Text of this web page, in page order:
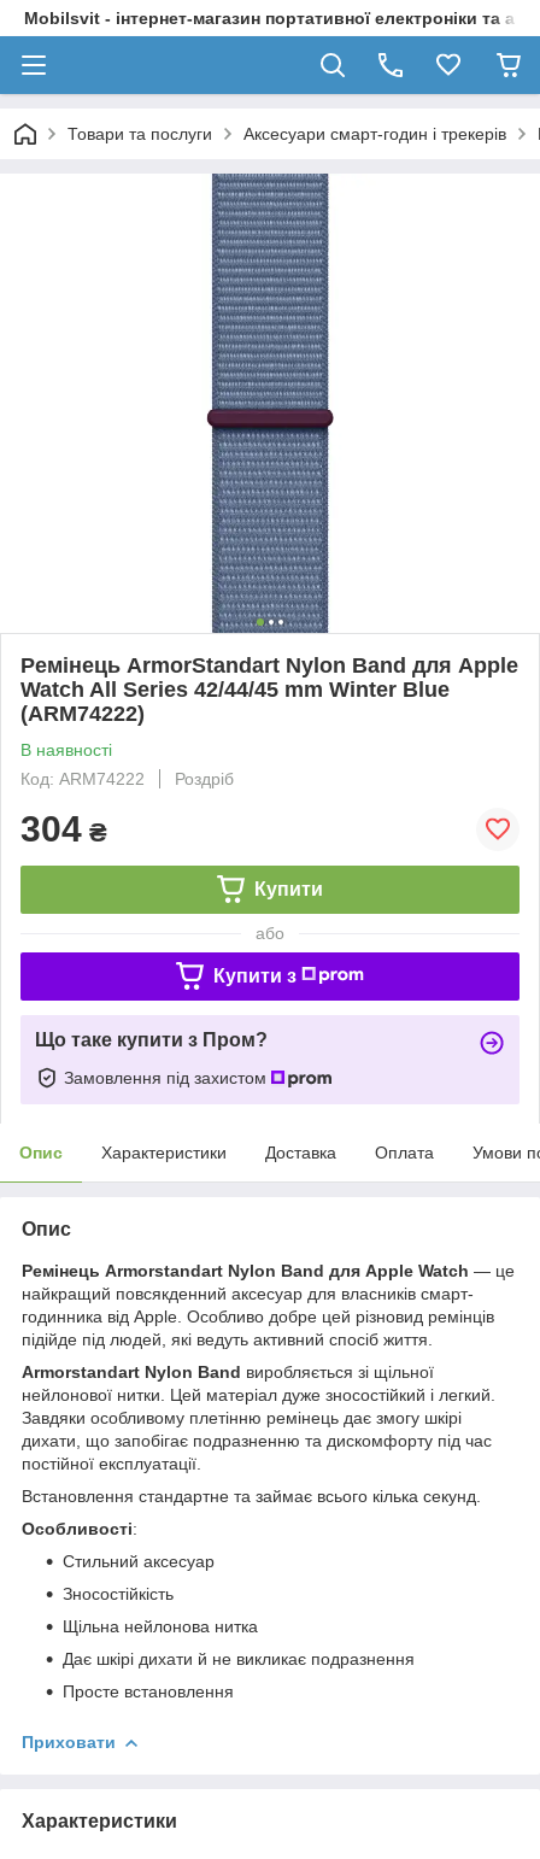
Mobilsvit - інтернет-магазин портативної електроніки та
Товари та послуги Аксесуари смарт-годин і трекерів
Ремінець ArmorStandart Nylon Band для Apple
Watch All Series 42/44/45 mm Winter Blue
(ARM74222)
В наявності
Код: ARM74222
Роздріб
304 ₴
Купити
або
Купити з
Що таке купити з Пром?
Замовлення під захистом
Опис Характеристики Доставка Оплата Умови
Опис
Ремінець Armorstandart Nylon Band для Apple Watch — це
найкращий повсякденний аксесуар для власників смарт-
годинника від Apple. Особливо добре цей різновид ремінців
підійде під людей, які ведуть активний спосіб життя.
Armorstandart Nylon Band виробляється зі щільної
нейлонової нитки. Цей матеріал дуже зносостійкий і легкий.
Завдяки особливому плетінню ремінець дає змогу шкірі
дихати, що запобігає подразненню та дискомфорту під час
постійної експлуатації.
Встановлення стандартне та займає всього кілька секунд.
Особливості:
Стильний аксесуар
Зносостійкість
Щільна нейлонова нитка
Дає шкірі дихати й не викликає подразнення
Просте встановлення
Приховати
Характеристики